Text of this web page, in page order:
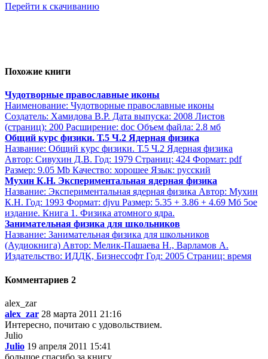
Перейти к скачиванию
Похожие книги
Чудотворные православные иконы
Наименование: Чудотворные православные иконы
Создатель: Хамидова В.Р. Дата выпуска: 2008 Листов
(страниц): 200 Расширение: doc Объем файла: 2.8 мб
Общий курс физики. Т.5 Ч.2 Ядерная физика
Название: Общий курс физики. Т.5 Ч.2 Ядерная физика
Автор: Сивухин Д.В. Год: 1979 Страниц: 424 Формат: pdf
Размер: 9.05 Mb Качество: хорошее Язык: русский
Мухин К.Н. Экспериментальная ядерная физика
Название: Экспериментальная ядерная физика Автор: Мухин
К.Н. Год: 1993 Формат: djvu Размер: 5.35 + 3.86 + 4.69 Мб 5ое
издание. Книга 1. Физика атомного ядра.
Занимательная физика для школьников
Название: Занимательная физика для школьников
(Аудиокнига) Автор: Мелик-Пашаева Н., Варламов А.
Издательство: ИДДК, Бизнессофт Год: 2005 Страниц: время
Комментариев 2
alex_zar
alex_zar 28 марта 2011 21:16
Интересно, почитаю с удовольствием.
Julio
Julio 19 апреля 2011 15:41
большое спасибо за книгу